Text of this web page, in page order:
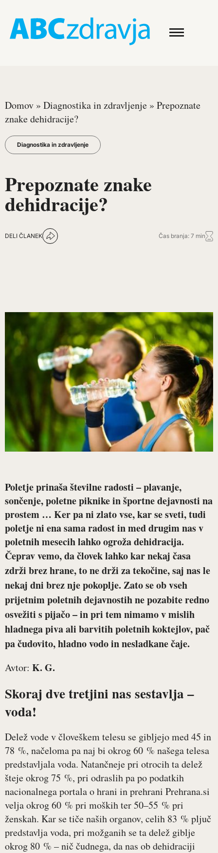
Domov » Diagnostika in zdravljenje » Prepoznate
znake dehidracije?
Diagnostika in zdravljenje
Prepoznate znake
dehidracije?
DELI ČLANEK Čas branja: 7 min
Poletje prinaša številne radosti – plavanje,
sončenje, poletne piknike in športne dejavnosti na
prostem … Ker pa ni zlato vse, kar se sveti, tudi
poletje ni ena sama radost in med drugim nas v
poletnih mesecih lahko ogroža dehidracija.
Čeprav vemo, da človek lahko kar nekaj časa
zdrži brez hrane, to ne drži za tekočine, saj nas le
nekaj dni brez nje pokoplje. Zato se ob vseh
prijetnim poletnih dejavnostih ne pozabite redno
osvežiti s pijačo – in pri tem nimamo v mislih
hladnega piva ali barvitih poletnih koktejlov, pač
pa čudovito, hladno vodo in nesladkane čaje.
Avtor: K. G.
Skoraj dve tretjini nas sestavlja –
voda!
Delež vode v človeškem telesu se gibljejo med 45 in
78 %, načeloma pa naj bi okrog 60 % našega telesa
predstavljala voda. Natančneje pri otrocih ta delež
šteje okrog 75 %, pri odraslih pa po podatkih
nacionalnega portala o hrani in prehrani Prehrana.si
velja okrog 60 % pri moških ter 50–55 % pri
ženskah. Kar se tiče naših organov, celih 83 % pljuč
predstavlja voda, pri možganih se ta delež giblje
okrog 80 % – nič čudnega, da nas ob dehidraciji